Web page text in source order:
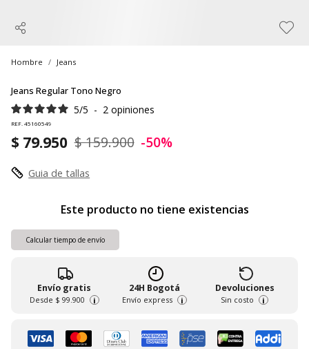
Hombre Jeans
Jeans Regular Tono Negro
5/5 - 2 opiniones
REF. 45160549
$ 79.950 $ 159.900 -50%
Guia de tallas
Este producto no tiene existencias
Calcular tiempo de envío
Envío gratis
Desde $ 99.900 i
24H Bogotá
Envío express i
Devoluciones
Sin costo i